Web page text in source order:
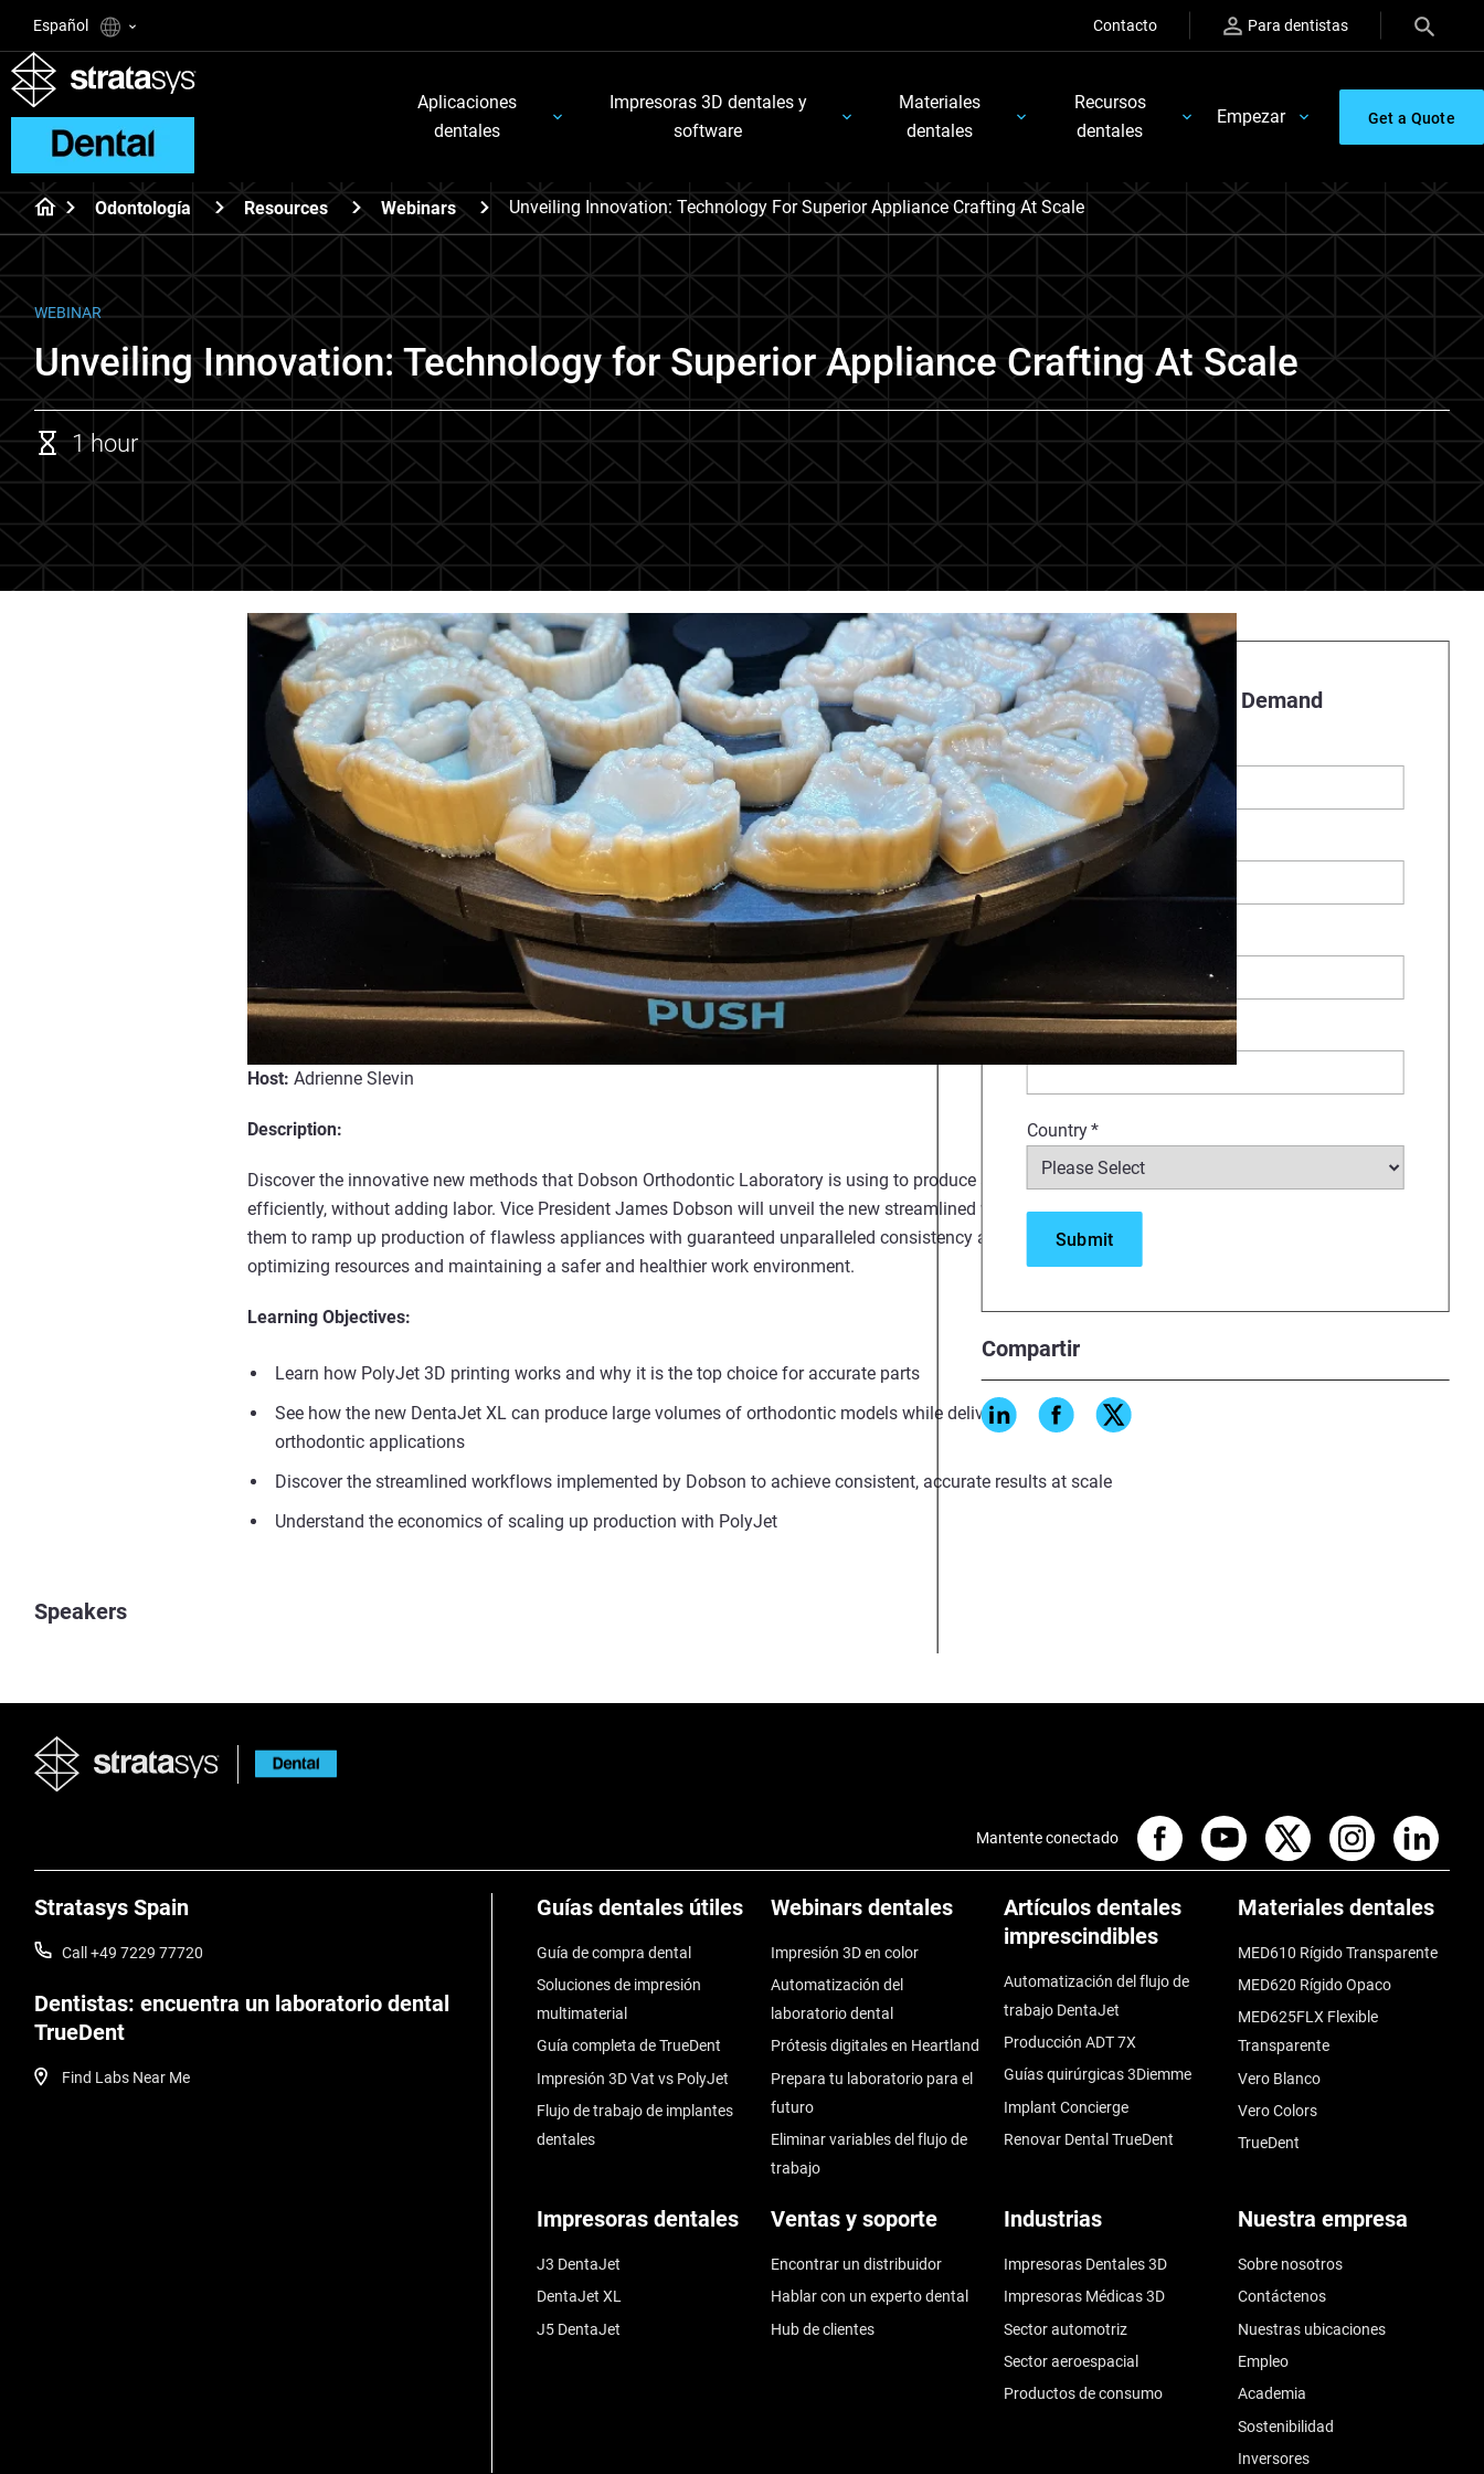
Español Contacto Para dentistas
Aplicaciones
dentales
Impresoras 3D dentales y
software
Materiales
dentales
Recursos
dentales
Empezar Get a Quote
Odontología Resources Webinars Unveiling Innovation: Technology For Superior Appliance Crafting At Scale
WEBINAR
Unveiling Innovation: Technology for Superior Appliance Crafting At Scale
1 hour
Register to Watch On Demand
First name *
Last name
Business Email
Company*
Country*
Compartir
Host: Adrienne Slevin
Description:
Discover the innovative new methods that Dobson Orthodontic Laboratory is using to produce a large volume of parts
efficiently, without adding labor. Vice President James Dobson will unveil the new streamlined workflows that are allowing
them to ramp up production of flawless appliances with guaranteed unparalleled consistency and fit for their customers while
optimizing resources and maintaining a safer and healthier work environment.
Learning Objectives:
Learn how PolyJet 3D printing works and why it is the top choice for accurate parts
See how the new DentaJet XL can produce large volumes of orthodontic models while delivering the accuracy essential for
orthodontic applications
Discover the streamlined workflows implemented by Dobson to achieve consistent, accurate results at scale
Understand the economics of scaling up production with PolyJet
Speakers
Stratasys Spain
Call +49 7229 77720
Dentistas: encuentra un laboratorio dental
TrueDent
Find Labs Near Me
Guías dentales útiles
Guía de compra dental
Soluciones de impresión
multimaterial
Guía completa de TrueDent
Impresión 3D Vat vs PolyJet
Flujo de trabajo de implantes
dentales
Webinars dentales
Impresión 3D en color
Automatización del
laboratorio dental
Prótesis digitales en Heartland
Prepara tu laboratorio para el
futuro
Eliminar variables del flujo de
trabajo
Artículos dentales
imprescindibles
Automatización del flujo de
trabajo DentaJet
Producción ADT 7X
Guías quirúrgicas 3Diemme
Implant Concierge
Renovar Dental TrueDent
Materiales dentales
MED610 Rígido Transparente
MED620 Rígido Opaco
MED625FLX Flexible
Transparente
Vero Blanco
Vero Colors
TrueDent
Impresoras dentales
J3 DentaJet
DentaJet XL
J5 DentaJet
Ventas y soporte
Encontrar un distribuidor
Hablar con un experto dental
Hub de clientes
Industrias
Impresoras Dentales 3D
Impresoras Médicas 3D
Sector automotriz
Sector aeroespacial
Productos de consumo
Nuestra empresa
Sobre nosotros
Contáctenos
Nuestras ubicaciones
Empleo
Academia
Sostenibilidad
Inversores
Mantente conectado